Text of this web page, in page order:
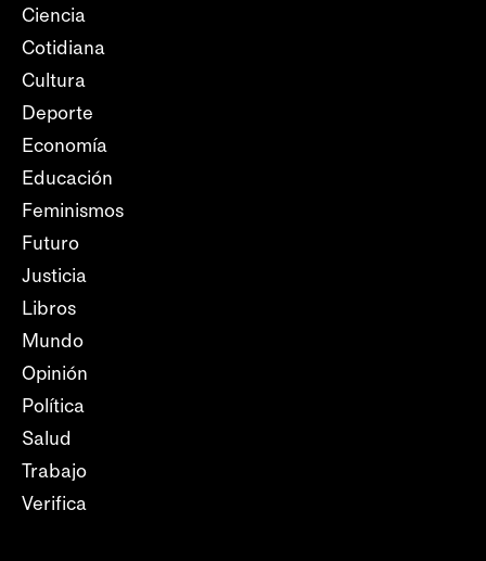
Ciencia
Cotidiana
Cultura
Deporte
Economía
Educación
Feminismos
Futuro
Justicia
Libros
Mundo
Opinión
Política
Salud
Trabajo
Verifica